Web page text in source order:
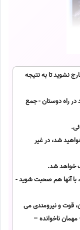
نشوید تا به نتیجه
راه دوستان - جمع
شد، در غیر
خواهد شد.
آنها هم صحبت شوید -
قوت و نیرومندی می
ناخوانده –